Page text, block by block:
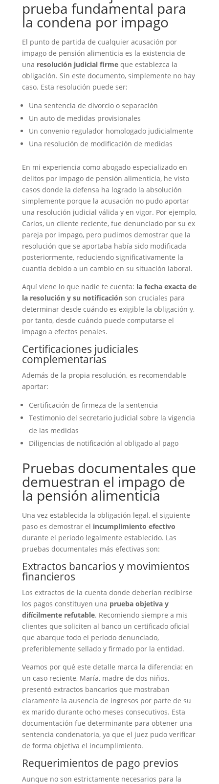
prueba fundamental para
la condena por impago
El punto de partida de cualquier acusación por
impago de pensión alimenticia es la existencia de
una resolución judicial firmeque establezca la
obligación. Sin este documento, simplemente no hay
caso. Esta resolución puede ser:
Una sentencia de divorcio o separación
Un auto de medidas provisionales
Un convenio regulador homologado judicialmente
Una resolución de modificación de medidas
En mi experiencia como abogado especializado en
delitos por impago de pensión alimenticia, he visto
casos donde la defensa ha logrado la absolución
simplemente porque la acusación no pudo aportar
una resolución judicial válida y en vigor. Por ejemplo,
Carlos, un cliente reciente, fue denunciado por su ex
pareja por impago, pero pudimos demostrar que la
resolución que se aportaba había sido modificada
posteriormente, reduciendo significativamente la
cuantía debido a un cambio en su situación laboral.
Aquí viene lo que nadie te cuenta: la fecha exacta de
la resolución y su notificaciónson cruciales para
determinar desde cuándo es exigible la obligación y,
por tanto, desde cuándo puede computarse el
impago a efectos penales.
Certificaciones judiciales
complementarias
Además de la propia resolución, es recomendable
aportar:
Certificación de firmeza de la sentencia
Testimonio del secretario judicial sobre la vigencia
de las medidas
Diligencias de notificación al obligado al pago
Pruebas documentales que
demuestran el impago de
la pensión alimenticia
Una vez establecida la obligación legal, el siguiente
paso es demostrar el incumplimiento efectivo
durante el periodo legalmente establecido. Las
pruebas documentales más efectivas son:
Extractos bancarios y movimientos
financieros
Los extractos de la cuenta donde deberían recibirse
los pagos constituyen una prueba objetiva y
difícilmente refutable. Recomiendo siempre a mis
clientes que soliciten al banco un certificado oficial
que abarque todo el periodo denunciado,
preferiblemente sellado y firmado por la entidad.
Veamos por qué este detalle marca la diferencia: en
un caso reciente, María, madre de dos niños,
presentó extractos bancarios que mostraban
claramente la ausencia de ingresos por parte de su
ex marido durante ocho meses consecutivos. Esta
documentación fue determinante para obtener una
sentencia condenatoria, ya que el juez pudo verificar
de forma objetiva el incumplimiento.
Requerimientos de pago previos
Aunque no son estrictamente necesarios para la